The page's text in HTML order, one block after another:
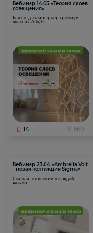
Вебинар 14.05 «Теория слоев
освещения»
Как создать интерьер премиум-
класса с Arlight?
14 660
Вебинар 23.04 «Ambrella Volt
- новая коллекция Sigma»
Стиль и технологии в каждой
детали